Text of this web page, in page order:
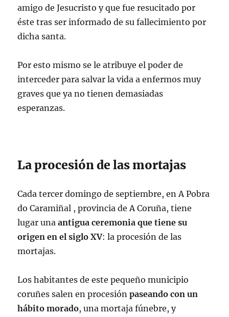
amigo de Jesucristo y que fue resucitado por
éste tras ser informado de su fallecimiento por
dicha santa.
Por esto mismo se le atribuye el poder de
interceder para salvar la vida a enfermos muy
graves que ya no tienen demasiadas
esperanzas.
La procesión de las mortajas
Cada tercer domingo de septiembre, en A Pobra
do Caramiñal , provincia de A Coruña, tiene
lugar unaantigua ceremonia que tiene su
origen en el siglo XV: la procesión de las
mortajas.
Los habitantes de este pequeño municipio
coruñes salen en procesión paseando con un
hábito morado, una mortaja fúnebre, y